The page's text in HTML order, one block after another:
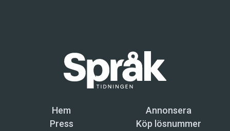
Hem
Annonsera
Press
Köp lösnummer